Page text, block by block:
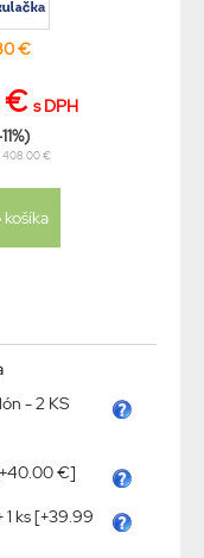
€
€ s DPH
408.00 €
- 2 KS
€]
ks [+39.99